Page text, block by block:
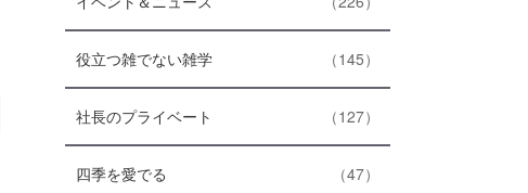
リ
ー
数
リ
ー
役立つ雑でない雑学エ
ー
145
件
社長のプライベート 127
四季を愛でる 47